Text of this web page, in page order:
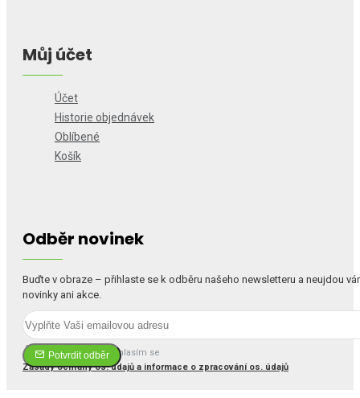
Můj účet
Účet
Historie objednávek
Oblíbené
Košík
Odběr novinek
Buďte v obraze – přihlaste se k odběru našeho newsletteru a neujdou
novinky ani akce.
Potvrdit odběr
Četl(a) jsem a souhlasím se
Zásady ochrany os. údajů a informace o zpracování os. údajů